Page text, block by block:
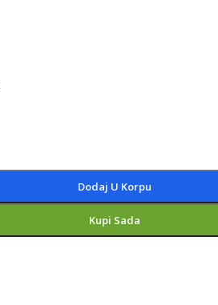
Dodaj U Korpu
Kupi Sada